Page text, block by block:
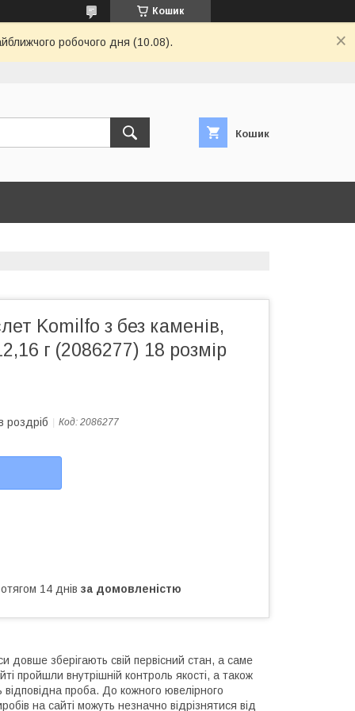
Кошик
робочого дня (10.08).
Кошик
Komilfo з без каменів,
г (2086277) 18 розмір
роздріб Код: 2086277
14 днів за домовленістю
довше зберігають свій первісний стан, а саме
пройшли внутрішній контроль якості, а також
відповідна проба. До кожного ювелірного
на сайті можуть незначно відрізнятися від